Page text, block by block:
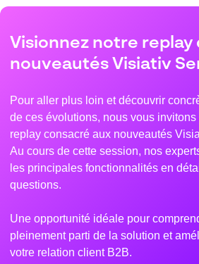
Visionnez notre replay
nouveautés Visiativ
Pour aller plus loin et découvrir
de ces évolutions, nous vous
replay consacré aux nouveautés
Au cours de cette session, nos
les principales fonctionnalités en
questions.
Une opportunité idéale pour
pleinement parti de la solution et
votre relation client B2B.